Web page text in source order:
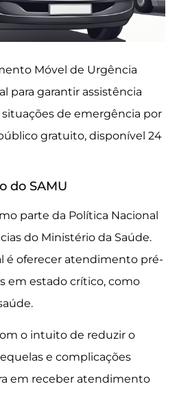
Móvel de Urgência
para garantir assistência
de emergência por
gratuito, disponível 24
do SAMU
parte da Política Nacional
do Ministério da Saúde.
é oferecer atendimento pré-
em estado crítico, como
o intuito de reduzir o
e complicações
em receber atendimento